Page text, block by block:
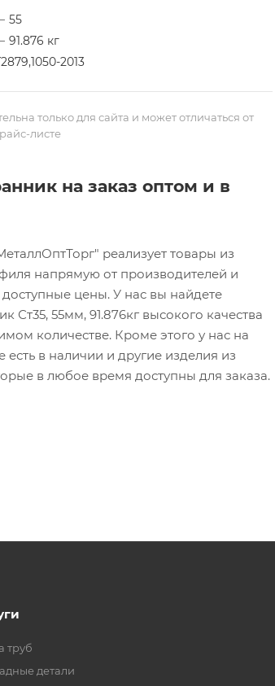
55
91.876 кг
2013
только для сайта и может отличаться от
листе
на заказ оптом и в
реализует товары из
напрямую от производителей и
доступные цены. У нас вы найдете
Ст35, 55мм, 91.876кг высокого качества
количестве. Кроме этого у нас на
есть в наличии и другие изделия из
в любое время доступны для заказа.
труб
детали